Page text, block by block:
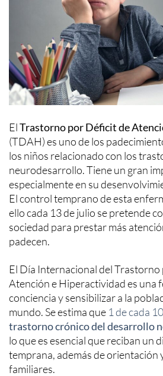
ElTrastorno por Déficit de
(TDAH) es uno de los
los niños relacionado con los
neurodesarrollo. Tiene un gran
especialmente en su
El control temprano de esta
ello cada 13 de julio se pretende
sociedad para prestar más
padecen.
El Día Internacional del
Atención e Hiperactividad es una
conciencia y sensibilizar a la
mundo. Se estima que 1 de cada
trastorno crónico del desarrollo
lo que es esencial que reciban un
temprana, además de orientación
familiares.